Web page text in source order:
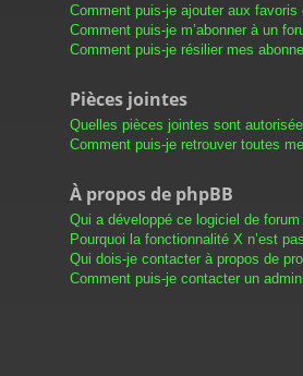
Comment puis-je ajouter aux favoris
Comment puis-je m’abonner à un
Comment puis-je résilier mes
Pièces jointes
Quelles pièces jointes sont
Comment puis-je retrouver toutes
À propos de phpBB
Qui a développé ce logiciel de
Pourquoi la fonctionnalité X n’est
Qui dois-je contacter à propos de
Comment puis-je contacter un